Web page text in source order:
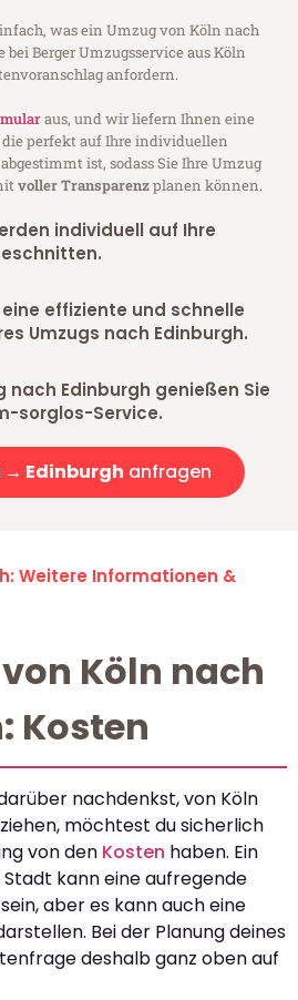
was ein Umzug von Köln nach
Berger Umzugsservice aus Köln
anfordern.
aus, und wir liefern Ihnen eine
die perfekt auf Ihre individuellen
ist, sodass Sie Ihre Umzug
voller Transparenzplanen können.
individuell auf Ihre
effiziente und schnelle
Umzugs nach Edinburgh.
nach Edinburgh genießen Sie
sorglos-Service.
→ Edinburgh anfragen
Weitere Informationen &
Köln nach
Kosten
nachdenkst, von Köln
möchtest du sicherlich
von den Kosten haben. Ein
Stadt kann eine aufregende
aber es kann auch eine
Bei der Planung deines
deshalb ganz oben auf